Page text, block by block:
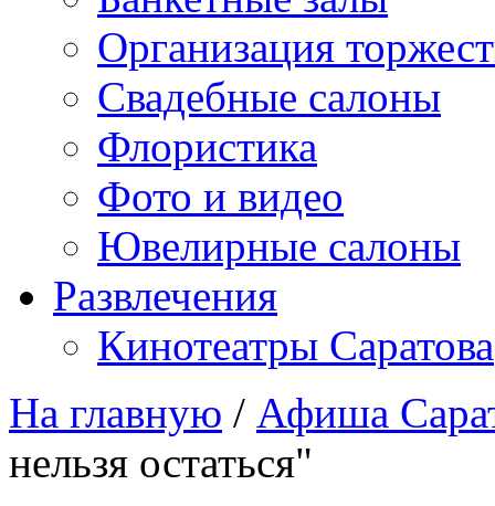
Организация
Свадебные салоны
Флористика
Фото и видео
Ювелирные салоны
Развлечения
Кинотеатры Саратова
На главную / Афиша
нельзя остаться"